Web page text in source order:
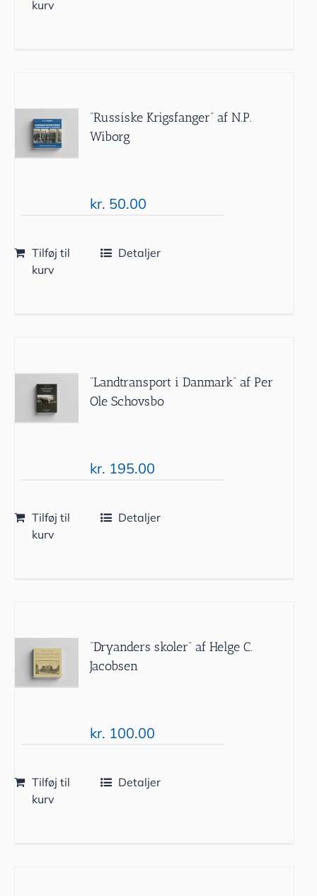
kurv
“Russiske Krigsfanger” af N.P.
Wiborg
kr. 50.00
Tilføj til
kurv
Detaljer
“Landtransport i Danmark” af Per
Ole Schovsbo
kr. 195.00
Tilføj til
kurv
Detaljer
“Dryanders skoler” af Helge C.
Jacobsen
kr. 100.00
Tilføj til
kurv
Detaljer